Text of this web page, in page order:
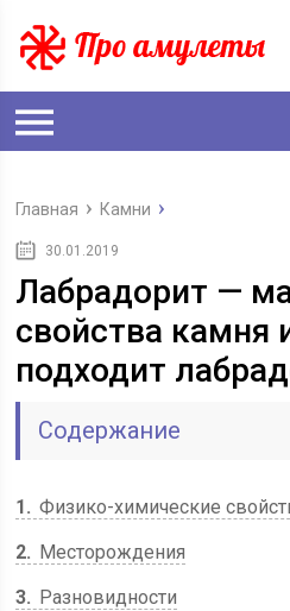
Главная Камни
30.01.2019
Лабрадорит —
свойства камня
подходит
Содержание
1
Физико-химические
2
Месторождения
3
Разновидности